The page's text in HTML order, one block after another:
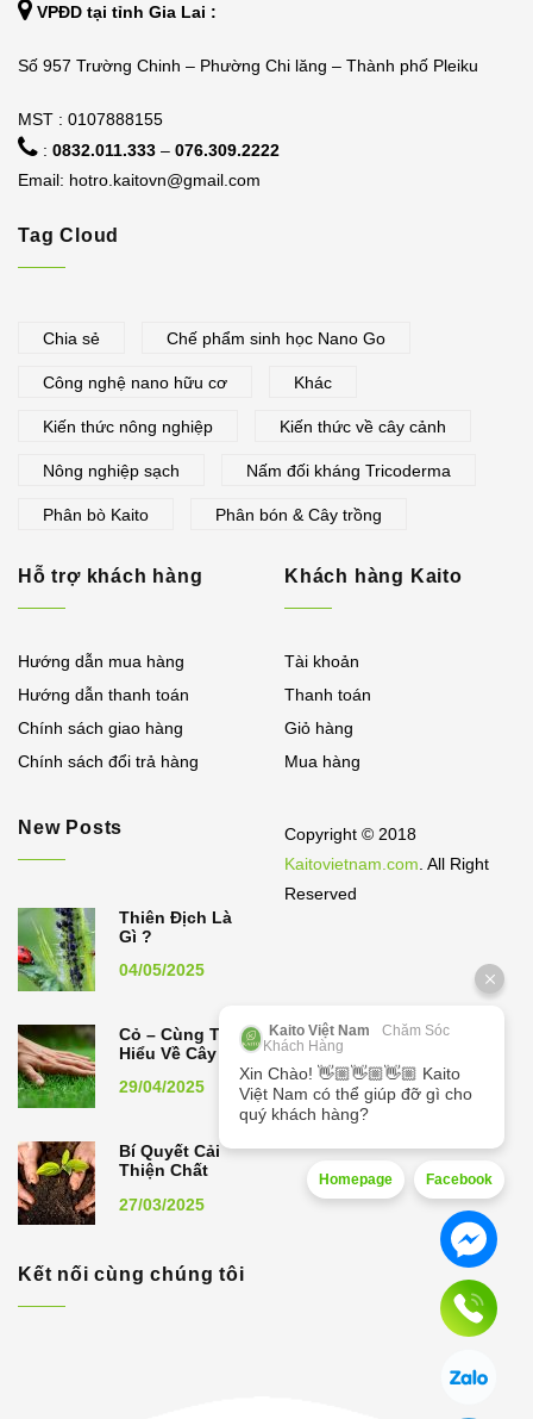
VPĐD tại tỉnh Gia Lai :
Số 957 Trường Chinh – Phường Chi lăng – Thành phố Pleiku
MST : 0107888155
: 0832.011.333 – 076.309.2222
Email: hotro.kaitovn@gmail.com
Tag Cloud
Chia sẻ Chế phẩm sinh học Nano Go
Công nghệ nano hữu cơ Khác
Kiến thức nông nghiệp Kiến thức về cây cảnh
Nông nghiệp sạch Nấm đối kháng Tricoderma
Phân bò Kaito Phân bón & Cây trồng
Hỗ trợ khách hàng
Hướng dẫn mua hàng
Hướng dẫn thanh toán
Chính sách giao hàng
Chính sách đổi trả hàng
New Posts
Thiên Địch Là
Gì ?
04/05/2025
Cỏ – Cùng Tìm
Hiểu Về Cây Cỏ
29/04/2025
Bí Quyết Cải
Thiện Chất
Nâng Cao Năng
27/03/2025
Khách hàng Kaito
Tài khoản
Thanh toán
Giỏ hàng
Mua hàng
Copyright © 2018
Kaitovietnam.com . All Right
Reserved
Kết nối cùng chúng tôi
Kaito Việt Nam
Chăm Sóc
Khách Hàng
Xin Chào! 👋🏼👋🏼👋🏼 Kaito
Việt Nam có thể giúp đỡ gì cho
quý khách hàng?
Homepage Facebook